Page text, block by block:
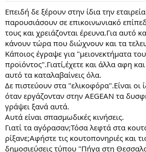
Επειδή δε ξέρουν στην ίδια την
παρουσιάσουν σε επικοινωνιακό
τους και χρειάζονται έρευνα.Για αυτό
κάνουν τώρα που διώχνουν και τα
Κάποιος έγραψε για "μειονεκτήματα του
προϊόντος".Γιατί,έχετε και άλλα αφη
αυτό τα καταλαβαίνεις όλα.
Δε πιστεύουν στα "ελικοφόρα".Είναι οι
όταν εργάζονταν στην AEGEAN τα
γράψει ξανά αυτά.
Αυτά είναι σπασμωδικές κινήσεις.
Γιατί τα αγόρασαν;Τόσα λεφτά στα
ρίξανε;Αφήστε τις κουτοπονηριές και
δημοσιεύσεις τύπου "Πήγα στη